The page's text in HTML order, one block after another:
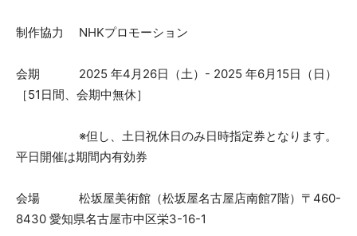
制作協力 NHKプロモーション
会期 2025 年4月26日（土）- 2025 年6月15日（日）
［51日間、会期中無休］
※但し、土日祝休日のみ日時指定券となります。
平日開催は期間内有効券
会場 松坂屋美術館（松坂屋名古屋店南館7階）〒460-
8430 愛知県名古屋市中区栄3-16-1